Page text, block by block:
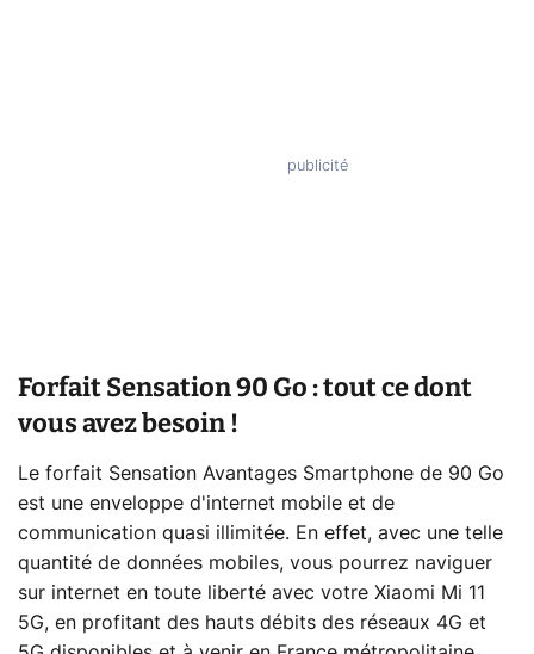
Forfait Sensation 90 Go : tout ce dont
vous avez besoin !
Le forfait Sensation Avantages Smartphone de 90 Go
est une enveloppe d'internet mobile et de
communication quasi illimitée. En effet, avec une telle
quantité de données mobiles, vous pourrez naviguer
sur internet en toute liberté avec votre Xiaomi Mi 11
5G, en profitant des hauts débits des réseaux 4G et